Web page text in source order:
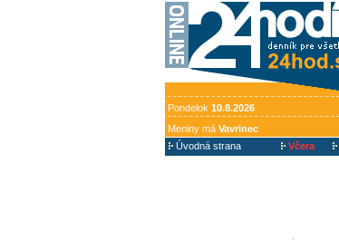
Pondelok 10.8.2026
Meniny má Vavrinec
Úvodná strana
Včera